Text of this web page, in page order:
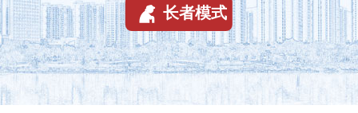
 长者模式